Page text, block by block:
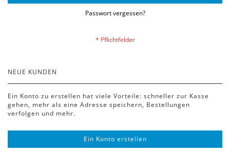
Passwort vergessen?
NEUE KUNDEN
Ein Konto zu erstellen hat viele Vorteile: schneller zur Kasse
gehen, mehr als eine Adresse speichern, Bestellungen
verfolgen und mehr.
Ein Konto erstellen